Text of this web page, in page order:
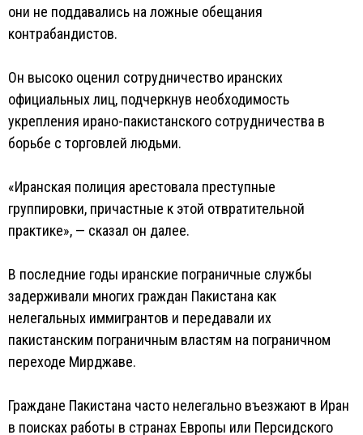
они не поддавались на ложные обещания
контрабандистов.
Он высоко оценил сотрудничество иранских
официальных лиц, подчеркнув необходимость
укрепления ирано-пакистанского сотрудничества в
борьбе с торговлей людьми.
«Иранская полиция арестовала преступные
группировки, причастные к этой отвратительной
практике», — сказал он далее.
В последние годы иранские пограничные службы
задерживали многих граждан Пакистана как
нелегальных иммигрантов и передавали их
пакистанским пограничным властям на пограничном
переходе Мирджаве.
Граждане Пакистана часто нелегально въезжают в Иран
в поисках работы в странах Европы или Персидского